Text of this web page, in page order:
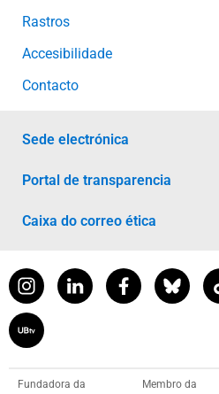
Rastros
Accesibilidade
Contacto
Sede electrónica
Portal de transparencia
Caixa do correo ética
Fundadora da Membro da